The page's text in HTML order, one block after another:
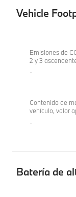
Vehicle
Footprint
sDrive18i
Emisiones de
2 y 3
-
Contenido de
vehículo, valor
-
Batería de